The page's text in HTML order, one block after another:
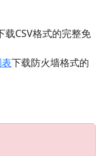
载CSV格式的完整免
下载防火墙格式的